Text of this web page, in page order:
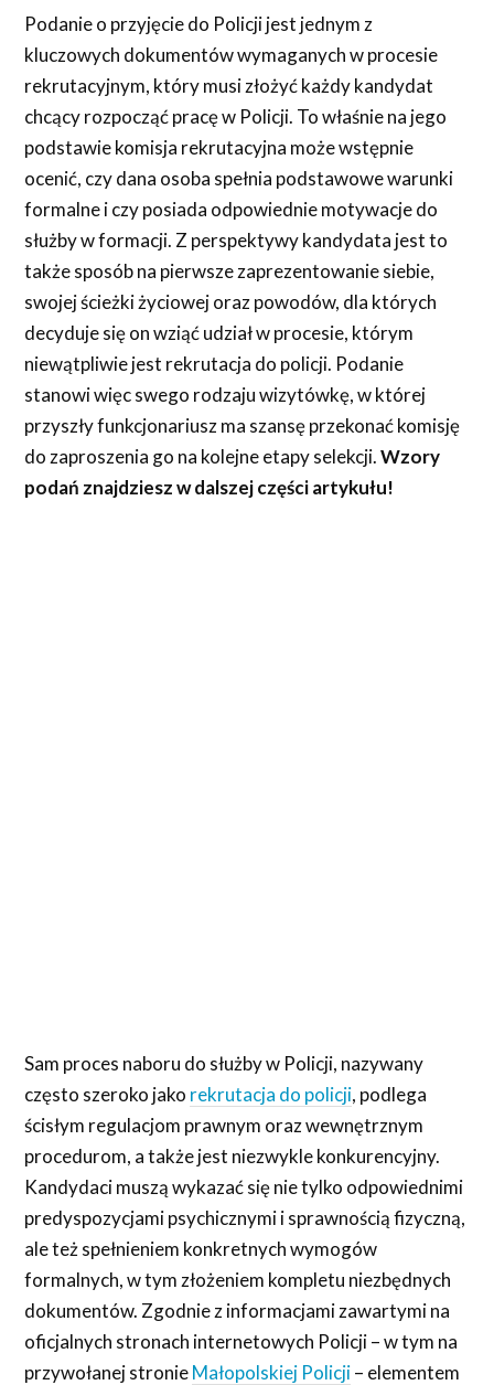
Podanie o przyjęcie do Policji jest jednym z
kluczowych dokumentów wymaganych w procesie
rekrutacyjnym, który musi złożyć każdy kandydat
chcący rozpocząć pracę w Policji. To właśnie na jego
podstawie komisja rekrutacyjna może wstępnie
ocenić, czy dana osoba spełnia podstawowe warunki
formalne i czy posiada odpowiednie motywacje do
służby w formacji. Z perspektywy kandydata jest to
także sposób na pierwsze zaprezentowanie siebie,
swojej ścieżki życiowej oraz powodów, dla których
decyduje się on wziąć udział w procesie, którym
niewątpliwie jest rekrutacja do policji. Podanie
stanowi więc swego rodzaju wizytówkę, w której
przyszły funkcjonariusz ma szansę przekonać komisję
do zaproszenia go na kolejne etapy selekcji.Wzory
podań znajdziesz w dalszej części artykułu!
Sam proces naboru do służby w Policji, nazywany
często szeroko jako rekrutacja do policji, podlega
ścisłym regulacjom prawnym oraz wewnętrznym
procedurom, a także jest niezwykle konkurencyjny.
Kandydaci muszą wykazać się nie tylko odpowiednimi
predyspozycjami psychicznymi i sprawnością fizyczną,
ale też spełnieniem konkretnych wymogów
formalnych, w tym złożeniem kompletu niezbędnych
dokumentów. Zgodnie z informacjami zawartymi na
oficjalnych stronach internetowych Policji – w tym na
przywołanej stronieMałopolskiej Policji– elementem